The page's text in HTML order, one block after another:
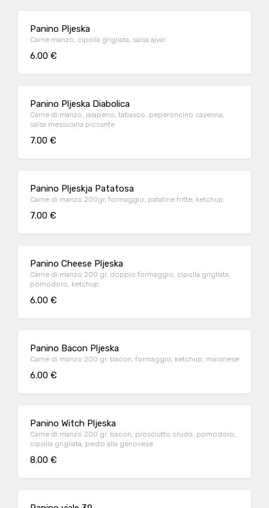
Panino Pljeska
Carne manzo, cipolla grigliata, salsa ajvar
6.00 €
Panino Pljeska Diabolica
Carne di manzo, jalapeno, tabasco, peperoncino cayenna,
salsa messicana piccante
7.00 €
Panino Pljeskja Patatosa
Carne di manzo 200gr, formaggio, patatine fritte, ketchup
7.00 €
Panino Cheese Pljeska
Carne di manzo 200 gr. doppio formaggio, cipolla grigliata,
pomodoro, ketchup
6.00 €
Panino Bacon Pljeska
Carne di manzo 200 gr. bacon, formaggio, ketchup, maionese
6.00 €
Panino Witch Pljeska
Carne di manzo 200 gr. bacon, prosciutto crudo, pomodoro,
cipolla grigliata, pesto alla genovese
8.00 €